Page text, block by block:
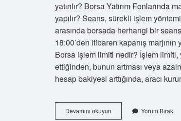
yatırılır? Borsa Yatırım
yapılır? Seans, sürekli işlem
arasında borsada herhangi bir
18:00’den itibaren kapanış
Borsa işlem limiti nedir? İşlem limiti,
ettiğinden, bunun artması veya
hesap bakiyesi arttığında, aracı
Devamını okuyun Borsada
Işlem
Yorum Bırak